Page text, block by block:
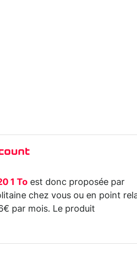
1 To est donc proposée par
chez vous ou en point
par mois. Le produit